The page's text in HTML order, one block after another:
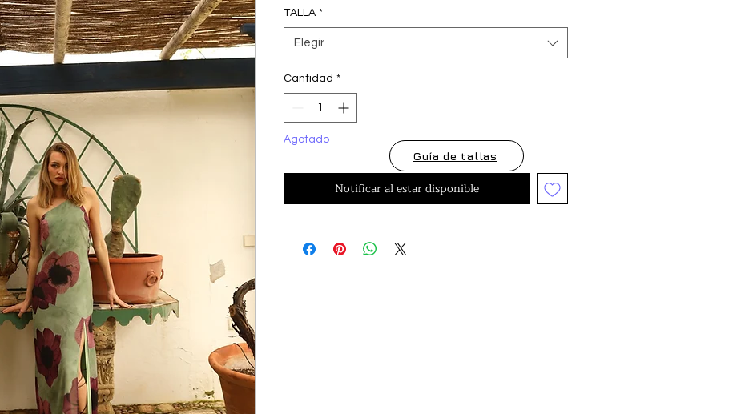
TALLA *
Elegir
Cantidad *
Agotado
Notificar al estar disponible
Guía de tallas